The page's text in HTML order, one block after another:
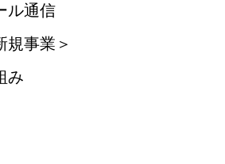
ル通信
規事業＞
み